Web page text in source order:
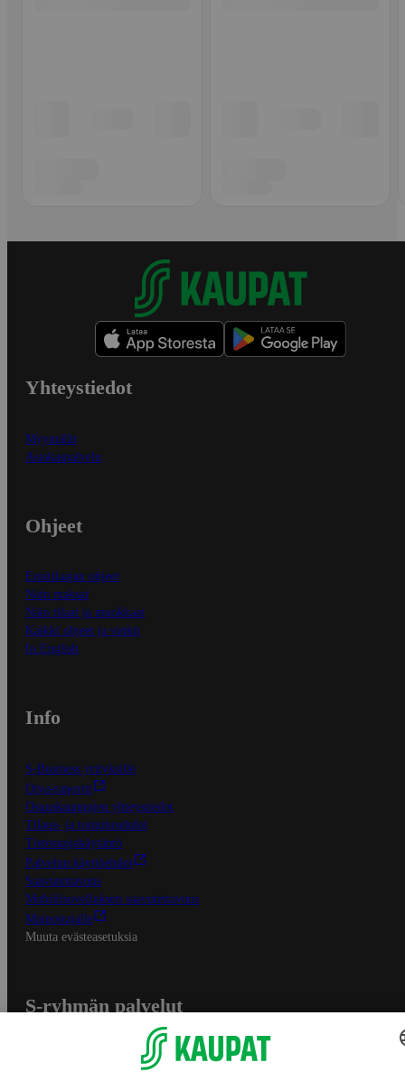
Yhteystiedot
Myymälät
Asiakaspalvelu
Ohjeet
Ensitilaajan ohjeet
Näin maksat
Näin tilaat ja muokkaat
Kaikki ohjeet ja vinkit
In English
Info
S-Business yrityksille
Oiva-raportit
Osuuskauppojen yhteystiedot
Tilaus- ja toimitusehdot
Tietosuojakäytäntö
Palvelun käyttöehdot
Saavutettavuus
Mobiilisovelluksen saavutettavuus
Mainostajalle
Muuta evästeasetuksia
S-ryhmän palvelut